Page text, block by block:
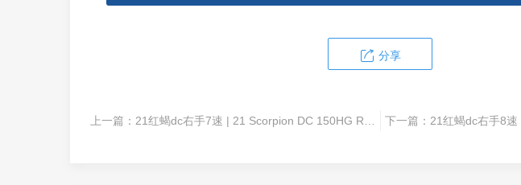
分享
上一篇： 下一篇：